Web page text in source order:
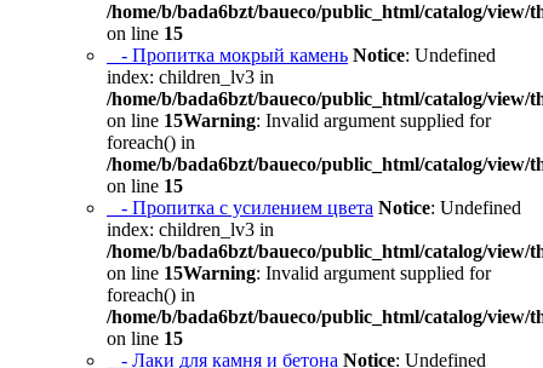
/home/b/bada6bzt/baueco/public_html/catalog/view/
on line 15
- Пропитка мокрый камень Notice: Undefined
index: children_lv3 in
/home/b/bada6bzt/baueco/public_html/catalog/view/
on line 15Warning: Invalid argument supplied for
foreach() in
/home/b/bada6bzt/baueco/public_html/catalog/view/
on line 15
- Пропитка с усилением цвета Notice: Undefined
index: children_lv3 in
/home/b/bada6bzt/baueco/public_html/catalog/view/
on line 15Warning: Invalid argument supplied for
foreach() in
/home/b/bada6bzt/baueco/public_html/catalog/view/
on line 15
- Лаки для камня и бетона Notice: Undefined